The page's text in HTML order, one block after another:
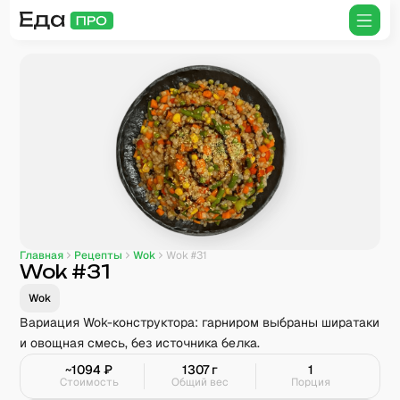
Главная Рецепты Wok Wok #31
Wok #31
Wok
Вариация Wok-конструктора: гарниром выбраны ширатаки
и овощная смесь, без источника белка.
~1094₽
Стоимость
1307г
Общий вес
1
Порция